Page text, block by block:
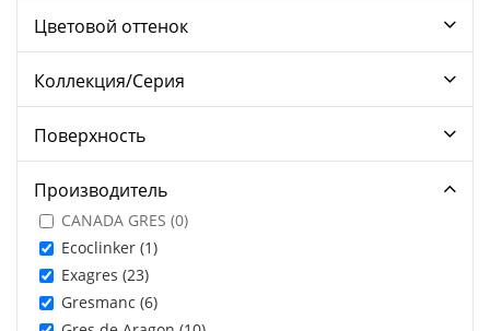
Цветовой оттенок
Коллекция/Серия
Поверхность
Производитель
CANADA GRES (0)
Ecoclinker (1)
Exagres (23)
Gresmanc (6)